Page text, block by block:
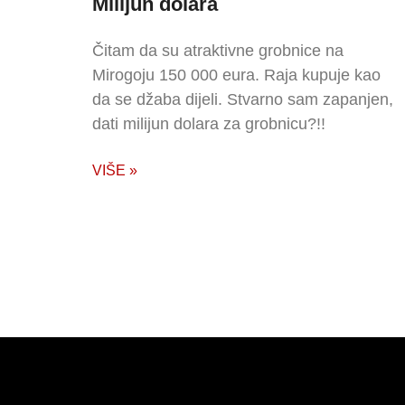
Čitam da su atraktivne grobnice na
Mirogoju 150 000 eura. Raja kupuje kao
da se džaba dijeli. Stvarno sam zapanjen,
dati milijun dolara za grobnicu?!!
VIŠE »